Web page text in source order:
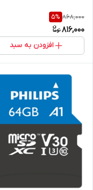
868,000
5%
816,000
افزودن به سبد